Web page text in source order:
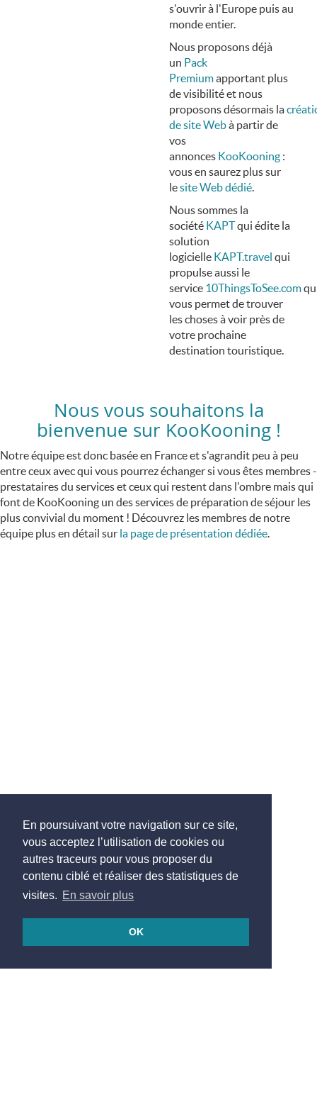
En poursuivant votre navigation sur ce site,
vous acceptez l’utilisation de cookies ou
autres traceurs pour vous proposer du
contenu ciblé et réaliser des statistiques de
visites. En savoir plus
OK
s'ouvrir à l'Europe puis au
monde entier.
Nous proposons déjà
un Pack
Premiumapportant plus
de visibilité et nous
proposons désormais la
de site Webà partir de
vos
annonces KooKooning :
vous en saurez plus sur
lesite Web dédié.
Nous sommes la
société KAPTqui édite la
solution
logicielle KAPT.travel qui
propulse aussi le
service 10ThingsToSee.com
vous permet de trouver
les choses à voir près de
votre prochaine
destination touristique.
Nous vous souhaitons la
bienvenue sur KooKooning !
Notre équipe est donc basée en France et s'agrandit peu à peu
entre ceux avec qui vous pourrez échanger si vous êtes membres -
prestataires du services et ceux qui restent dans l'ombre mais qui
font de KooKooning un des services de préparation de séjour les
plus convivial du moment ! Découvrez les membres de notre
équipe plus en détail sur la page de présentation dédiée.